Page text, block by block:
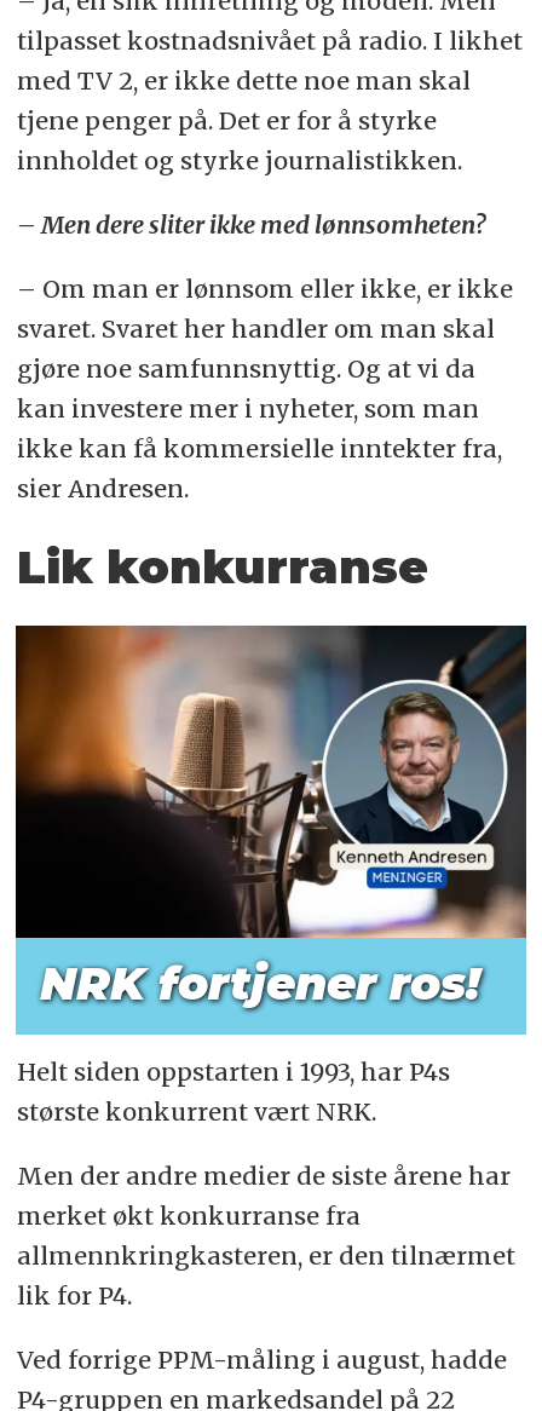
tilpasset kostnadsnivået på radio. I likhet
med TV 2, er ikke dette noe man skal
tjene penger på. Det er for å styrke
innholdet og styrke journalistikken.
– Men dere sliter ikke med lønnsomheten?
– Om man er lønnsom eller ikke, er ikke
svaret. Svaret her handler om man skal
gjøre noe samfunnsnyttig. Og at vi da
kan investere mer i nyheter, som man
ikke kan få kommersielle inntekter fra,
sier Andresen.
Lik konkurranse
NRK fortjener ros!
Helt siden oppstarten i 1993, har P4s
største konkurrent vært NRK.
Men der andre medier de siste årene har
merket økt konkurranse fra
allmennkringkasteren, er den tilnærmet
lik for P4.
Ved forrige PPM-måling i august, hadde
P4-gruppen en markedsandel på 22